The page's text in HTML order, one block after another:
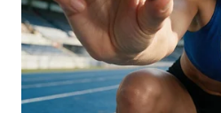
BEKASI
WN
BOGOR